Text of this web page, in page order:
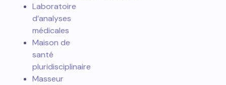
Laboratoire
d’analyses
médicales
Maison de
santé
pluridisciplinaire
Masseur